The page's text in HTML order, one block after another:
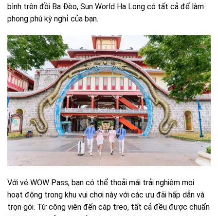
bình trên đồi Ba Đèo, Sun World Ha Long có tất cả để làm
phong phú kỳ nghỉ của bạn.
Với vé WOW Pass, bạn có thể thoải mái trải nghiệm mọi
hoạt động trong khu vui chơi này với các ưu đãi hấp dẫn và
trọn gói. Từ công viên đến cáp treo, tất cả đều được chuẩn